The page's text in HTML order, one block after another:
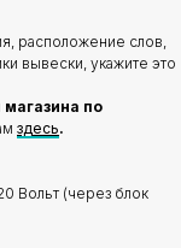
расположение слов,
вывески, укажите это
магазина по
здесь.
Вольт (через блок